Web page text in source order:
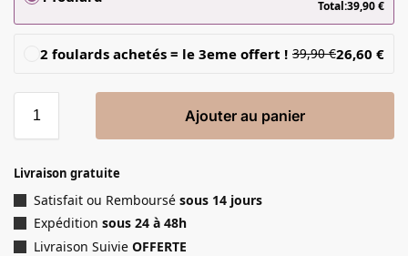
Total:39,90€
2 foulards achetés = le 3eme offert ! 39,90€26,60 €
Ajouter au panier
Livraison gratuite
Satisfait ou Remboursé sous 14 jours
Expédition sous 24 à 48h
Livraison Suivie OFFERTE